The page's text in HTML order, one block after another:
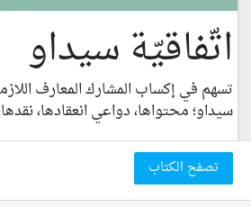
اتّفاقيّة سيداو
تسهم في إكساب المشارك المعارف
سيداو؛ محتواها، دواعي انعقادها،
تصفح الكتاب